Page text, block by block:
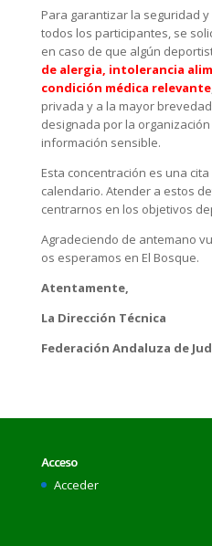
Para garantizar la seguridad
todos los participantes, se
en caso de que algún
de alergia, intolerancia
condición médica relevante
privada y a la mayor
designada por la
información sensible.
Esta concentración es una
calendario. Atender a estos
centrarnos en los objetivos
Agradeciendo de antemano
os esperamos en El Bosque.
Atentamente,
La Dirección Técnica
Federación Andaluza de
Acceso
Acceder